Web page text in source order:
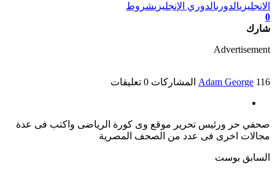
الانجليزيالدورىالدوري الإنجليزيشروط
0
شارك
Advertisement
Adam George 116 المشاركات 0 تعليقات
صحفي حر ورئيس تحرير موقع وى كورة الرياضى واكتب فى عدة
مجالات اخرى فى عدد من الصحف المصرية
السابق بوست